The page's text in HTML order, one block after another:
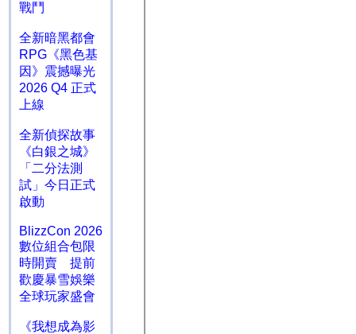
戰鬥
全新暗黑都會
RPG《黑色基
因》震撼曝光
2026 Q4 正式
上線
全新偵探故事
《白銀之城》
「二分法測
試」今日正式
啟動
BlizzCon 2026
數位組合包限
時開賣 提前
歡慶暴雪娛樂
全球玩家盛會
《我想成為影